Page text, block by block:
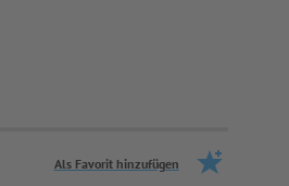
Als Favorit hinzufügen